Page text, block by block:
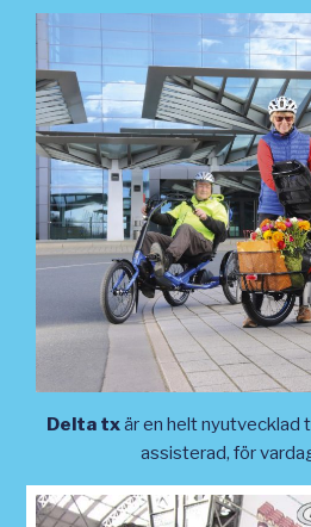
Delta txär en helt nyutvecklad
assisterad, för